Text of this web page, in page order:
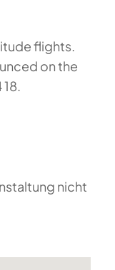
flights.
on the
nicht